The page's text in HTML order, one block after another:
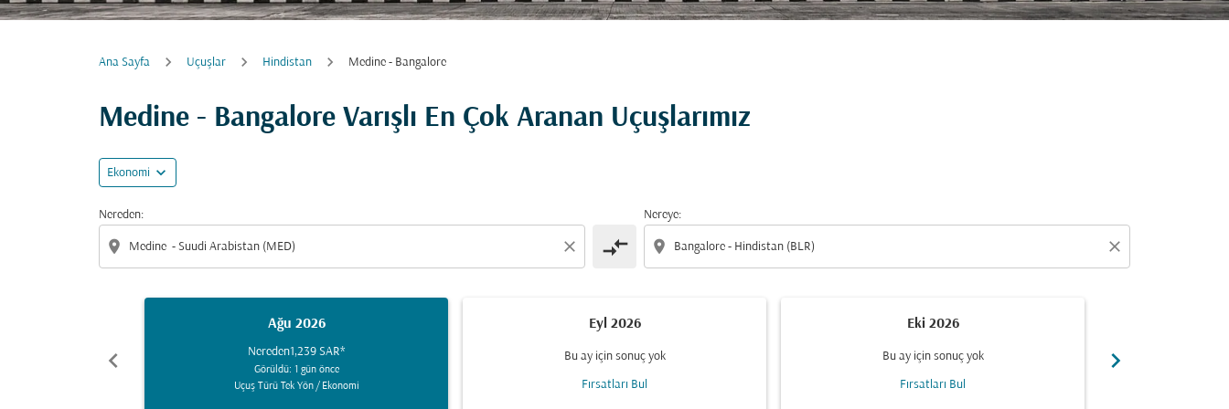
Ana Sayfa Uçuşlar Hindistan Medine - Bangalore
Medine - Bangalore Varışlı En Çok Aranan Uçuşlarımız
Ekonomi expand_more
Nereden:
location_on close compare_arrows
Nereye:
location_on close
chevron_left
Ağu 2026
Nereden1,239 SAR*
Görüldü: 1 gün önce
Uçuş Türü Tek Yön / Ekonomi
Eyl 2026
Bu ay için sonuç yok
Fırsatları Bul
Eki 2026
Bu ay için sonuç yok
Fırsatları Bul
chevron_right